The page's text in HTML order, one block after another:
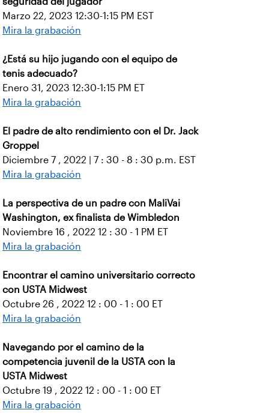
Marzo 22, 2023 12:30-1:15 PM EST
Mira la grabación
¿Está su hijo jugando con el equipo de
tenis adecuado?
Enero 31, 2023 12:30-1:15 PM ET
Mira la grabación
El padre de alto rendimiento con el Dr. Jack
Groppel
Diciembre 7 , 2022 | 7 : 30 - 8 : 30 p.m. EST
Mira la grabación
La perspectiva de un padre con MaliVai
Washington, ex finalista de Wimbledon
Noviembre 16 , 2022 12 : 30 - 1 PM ET
Mira la grabación
Encontrar el camino universitario correcto
con USTA Midwest
Octubre 26 , 2022 12 : 00 - 1 : 00 ET
Mira la grabación
Navegando por el camino de la
competencia juvenil de la USTA con la
USTA Midwest
Octubre 19 , 2022 12 : 00 - 1 : 00 ET
Mira la grabación